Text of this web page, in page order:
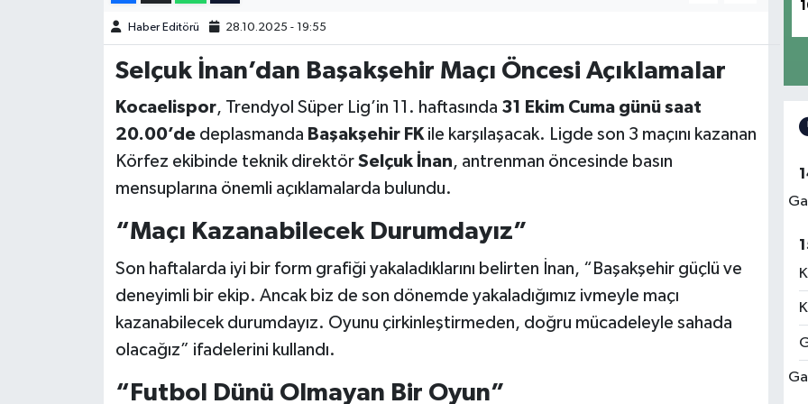
Haber Editörü 28.10.2025 - 19:55
Selçuk İnan’dan Başakşehir Maçı Öncesi Açıklamalar
Kocaelispor, Trendyol Süper Lig’in 11. haftasında 31 Ekim Cuma günü saat
20.00’dedeplasmanda Başakşehir FKile karşılaşacak. Ligde son 3 maçını kazanan
Körfez ekibinde teknik direktör Selçuk İnan, antrenman öncesinde basın
mensuplarına önemli açıklamalarda bulundu.
“Maçı Kazanabilecek Durumdayız”
Son haftalarda iyi bir form grafiği yakaladıklarını belirten İnan, “Başakşehir güçlü ve
deneyimli bir ekip. Ancak biz de son dönemde yakaladığımız ivmeyle maçı
kazanabilecek durumdayız. Oyunu çirkinleştirmeden, doğru mücadeleyle sahada
olacağız” ifadelerini kullandı.
“Futbol Dünü Olmayan Bir Oyun”
Türkiye Basketbol Ligi
Diğer Basketbol Ligleri